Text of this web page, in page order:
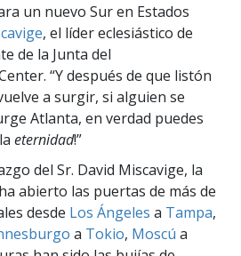
un nuevo Sur en Estados
, el líder eclesiástico de
de la Junta del
“Y después de que listón
a surgir, si alguien se
Atlanta, en verdad puedes
eternidad!”
del Sr. David Miscavige, la
abierto las puertas de más de
desde Los Ángeles a Tampa,
a Tokio, Moscú a